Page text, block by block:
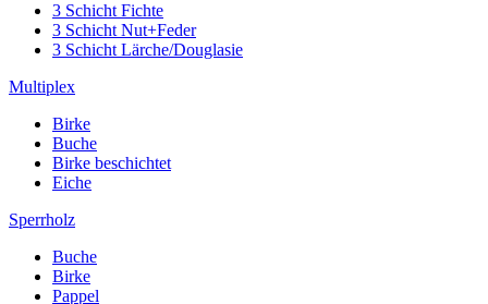
3 Schicht Fichte
3 Schicht Nut+Feder
3 Schicht Lärche/Douglasie
Multiplex
Birke
Buche
Birke beschichtet
Eiche
Sperrholz
Buche
Birke
Pappel